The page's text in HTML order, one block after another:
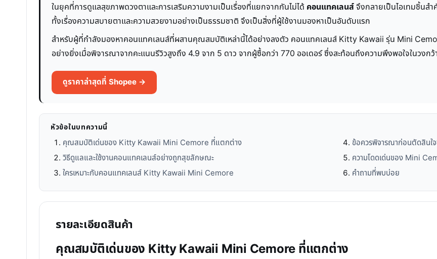
ในยุคที่การดูแลสุขภาพดวงตาและการเสริมความงามเป็นเรื่องที่แยกจากกันไม่ได้ คอนแทคเลนส์จึงกลายเป็นไอเทมชิ้นส
ทั้งเรื่องความสบายตาและความสวยงามอย่างเป็นธรรมชาติ จึงเป็นสิ่งที่ผู้ใช้งานมองหาเป็นอันดับแรก
สำหรับผู้ที่กำลังมองหาคอนแทคเลนส์ที่ผสานคุณสมบัติเหล่านี้ได้อย่างลงตัว คอนแทคเลนส์ Kitty Kawaii รุ่น Mini
อย่างยิ่งเมื่อพิจารณาจากคะแนนรีวิวสูงถึง 4.9 จาก 5 ดาว จากผู้ซื้อกว่า 770 ออเดอร์ ซึ่งสะท้อนถึงความพึงพอใจในวงกว้
ดูราคาล่าสุดที่ Shopee →
หัวข้อในบทความนี้
คุณสมบัติเด่นของ Kitty Kawaii Mini Cemore ที่แตกต่าง
วิธีดูแลและใช้งานคอนแทคเลนส์อย่างถูกสุขลักษณะ
ใครเหมาะกับคอนแทคเลนส์ Kitty Kawaii Mini Cemore
ข้อควรพิจารณาก่อนตัดสินใ
ความโดดเด่นของ Mini
คำถามที่พบบ่อย
รายละเอียดสินค้า
คุณสมบัติเด่นของ Kitty Kawaii Mini Cemore ที่แตกต่าง